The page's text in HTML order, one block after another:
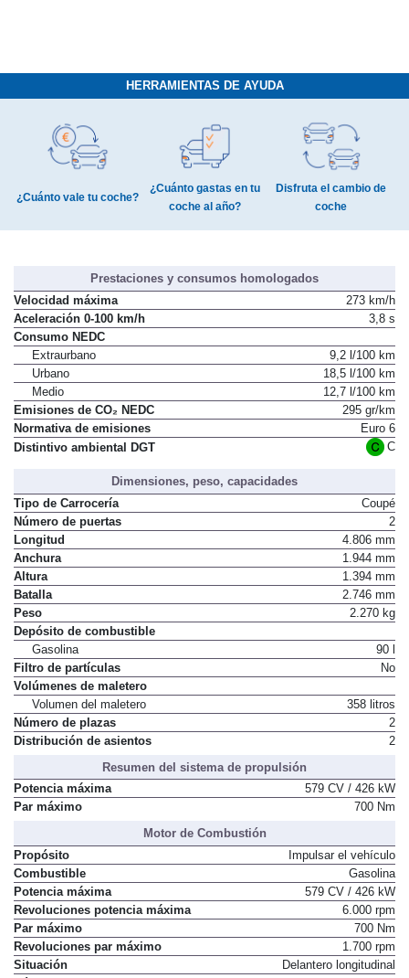
HERRAMIENTAS DE AYUDA
¿Cuánto vale tu coche?
¿Cuánto gastas en tu
coche al año?
Disfruta el cambio de
coche
Prestaciones y consumos homologados
Velocidad máxima
273 km/h
Aceleración 0-100 km/h
3,8 s
Consumo NEDC
Extraurbano
9,2 l/100 km
Urbano
18,5 l/100 km
Medio
12,7 l/100 km
Emisiones de CO₂ NEDC
295 gr/km
Normativa de emisiones
Euro 6
Distintivo ambiental DGT
C
Dimensiones, peso, capacidades
Tipo de Carrocería
Coupé
Número de puertas
2
Longitud
4.806 mm
Anchura
1.944 mm
Altura
1.394 mm
Batalla
2.746 mm
Peso
2.270 kg
Depósito de combustible
Gasolina
90 l
Filtro de partículas
No
Volúmenes de maletero
Volumen del maletero
358 litros
Número de plazas
2
Distribución de asientos
2
Resumen del sistema de propulsión
Potencia máxima
579 CV / 426 kW
Par máximo
700 Nm
Motor de Combustión
Propósito
Impulsar el vehículo
Combustible
Gasolina
Potencia máxima
579 CV / 426 kW
Revoluciones potencia máxima
6.000 rpm
Par máximo
700 Nm
Revoluciones par máximo
1.700 rpm
Situación
Delantero longitudinal